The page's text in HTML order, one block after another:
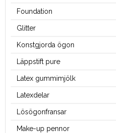
Foundation
Glitter
Konstgjorda ögon
Läppstift pure
Latex gummimjölk
Latexdelar
Lösögonfransar
Make-up pennor